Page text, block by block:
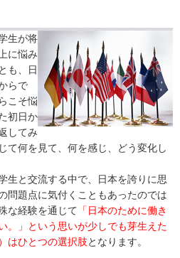
生が将
に悩み
も、日
らで
こそ悩
初日か
してみ
て何を見て、何を感じ、どう変化し
生と交流する中で、日本を誇りに思
問題点に気付くこともあったのでは
な経験を通じて 「日本のために働き
。」という思いが少しでも芽生えた
はひとつの選択肢となります。